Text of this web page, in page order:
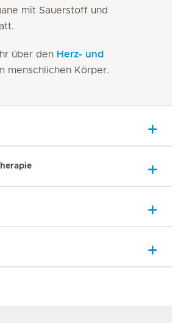
mit Sauerstoff und
über den Herz- und
menschlichen Körper.